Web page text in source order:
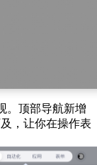
。顶部导航新增
，让你在操作表